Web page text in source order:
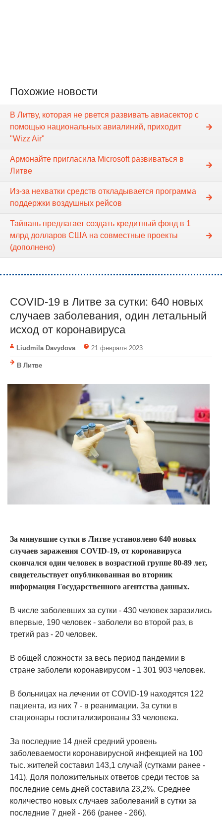
Похожие новости
В Литву, которая не рвется развивать авиасектор с
помощью национальных авиалиний, приходит
"Wizz Air"
Армонайте пригласила Microsoft развиваться в
Литве
Из-за нехватки средств откладывается программа
поддержки воздушных рейсов
Тайвань предлагает создать кредитный фонд в 1
млрд долларов США на совместные проекты
(дополнено)
COVID-19 в Литве за сутки: 640 новых
случаев заболевания, один летальный
исход от коронавируса
Liudmila Davydova 21 февраля 2023
В Литве
За минувшие сутки в Литве установлено 640 новых
случаев заражения COVID-19, от коронавируса
скончался один человек в возрастной группе 80-89 лет,
свидетельствует опубликованная во вторник
информация Государственного агентства данных.
В числе заболевших за сутки - 430 человек заразились
впервые, 190 человек - заболели во второй раз, в
третий раз - 20 человек.
В общей сложности за весь период пандемии в
стране заболели коронавирусом - 1 301 903 человек.
В больницах на лечении от COVID-19 находятся 122
пациента, из них 7 - в реанимации. За сутки в
стационары госпитализированы 33 человека.
За последние 14 дней средний уровень
заболеваемости коронавирусной инфекцией на 100
тыс. жителей составил 143,1 случай (сутками ранее -
141). Доля положительных ответов среди тестов за
последние семь дней составила 23,2%. Среднее
количество новых случаев заболеваний в сутки за
последние 7 дней - 266 (ранее - 266).